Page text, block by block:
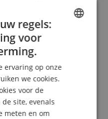
0
0
heeft als volgt
het product
gekocht, kunnen in
voor het
regels:
voor
ervaring op onze
we cookies.
voor de
site, evenals
meten en om